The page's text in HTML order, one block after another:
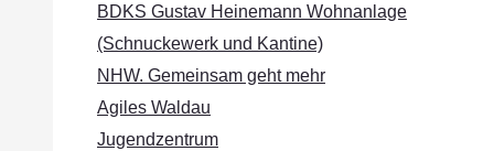
BDKS Gustav Heinemann Wohnanlage
(Schnuckewerk und Kantine)
NHW. Gemeinsam geht mehr
Agiles Waldau
Jugendzentrum